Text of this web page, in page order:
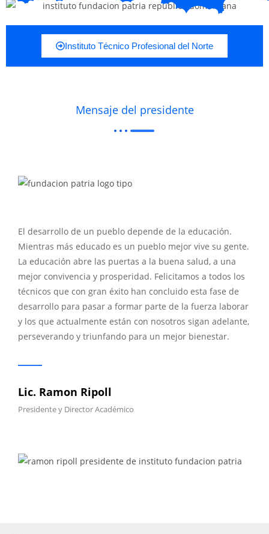
Instituto Técnico Profesional del Norte
Mensaje del presidente
El desarrollo de un pueblo depende de la educación.
Mientras más educado es un pueblo mejor vive su gente.
La educación abre las puertas a la buena salud, a una
mejor convivencia y prosperidad. Felicitamos a todos los
técnicos que con gran éxito han concluido esta fase de
desarrollo para pasar a formar parte de la fuerza laborar
y los que actualmente están con nosotros sigan adelante,
perseverando y triunfando para un mejor bienestar.
Lic. Ramon Ripoll
Presidente y Director Académico